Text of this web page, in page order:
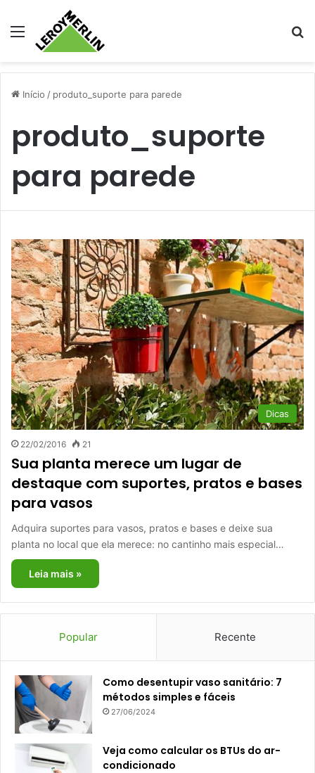
Menu
Início / produto_suporte para parede
produto_suporte
para parede
Dicas
22/02/2016 21
Sua planta merece um lugar de
destaque com suportes, pratos e bases
para vasos
Adquira suportes para vasos, pratos e bases e deixe sua
planta no local que ela merece: no cantinho mais especial…
Leia mais »
Popular Recente
Como desentupir vaso sanitário: 7
métodos simples e fáceis
27/06/2024
Veja como calcular os BTUs do ar-
condicionado